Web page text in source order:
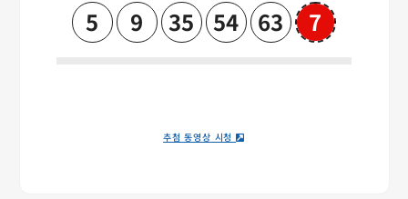
5 9 35 54 63 7
추첨 동영상 시청